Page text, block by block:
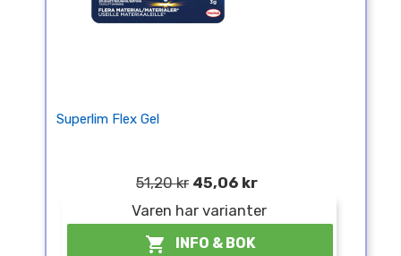
Superlim Flex Gel
51,20 kr 45,06 kr
Varen har varianter
 INFO & BOK